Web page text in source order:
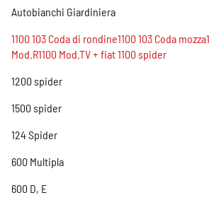
Autobianchi Giardiniera
1100 103 Coda di rondine1100 103 Coda
Mod.R1100 Mod.TV + fiat 1100 spider
1200 spider
1500 spider
124 Spider
600 Multipla
600 D, E